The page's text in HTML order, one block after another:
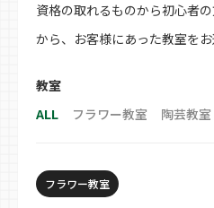
資格の取れるものから初心者
から、お客様にあった教室をお
教室
ALL
フラワー教室 陶芸教室
フラワー教室